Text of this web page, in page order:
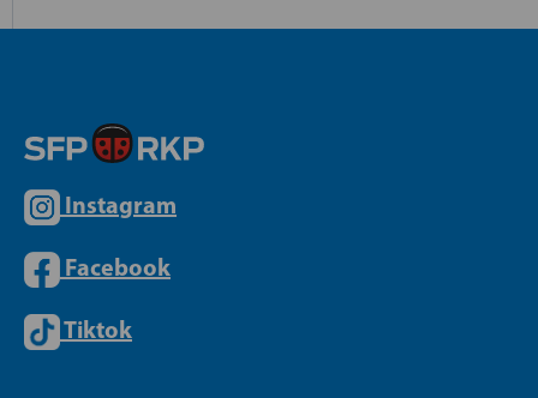
Instagram
Facebook
Tiktok